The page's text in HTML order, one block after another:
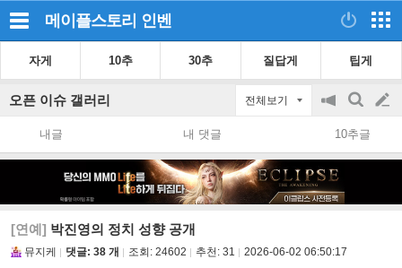
메이플스토리 인벤
자게 10추 30추 질답게 팁게
오픈 이슈 갤러리 전체보기
공
지
on/off
검
색
글
쓰
내글 내 댓글 10추글
[연예] 박진영의 정치 성향 공개
뮤지케 댓글: 38 개 조회: 24602 추천: 31 2026-06-02 06:50:17